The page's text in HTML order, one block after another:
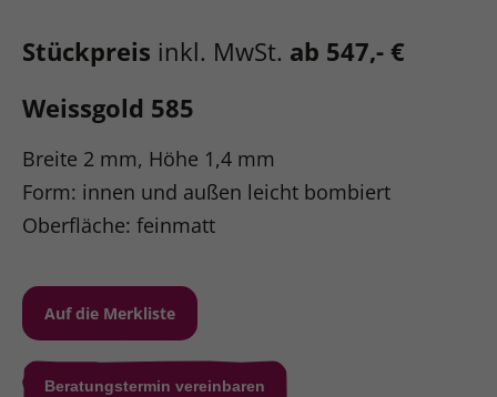
Stückpreis inkl. MwSt. ab 547,- €
Weissgold 585
Breite 2 mm, Höhe 1,4 mm
Form: innen und außen leicht bombiert
Oberfläche: feinmatt
Beratungstermin vereinbaren